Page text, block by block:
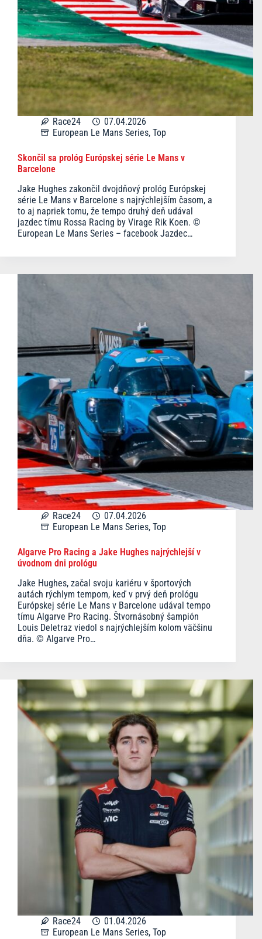
Race24
07.04.2026
European Le Mans Series, Top
Skončil sa prológ Európskej série Le Mans v
Barcelone
Jake Hughes zakončil dvojdňový prológ Európskej
série Le Mans v Barcelone s najrýchlejším časom, a
to aj napriek tomu, že tempo druhý deň udával
jazdec tímu Rossa Racing by Virage Rik Koen. ©
European Le Mans Series – facebook Jazdec…
Race24
07.04.2026
European Le Mans Series, Top
Algarve Pro Racing a Jake Hughes najrýchlejší v
úvodnom dni prológu
Jake Hughes, začal svoju kariéru v športových
autách rýchlym tempom, keď v prvý deň prológu
Európskej série Le Mans v Barcelone udával tempo
tímu Algarve Pro Racing. Štvornásobný šampión
Louis Deletraz viedol s najrýchlejším kolom väčšinu
dňa. © Algarve Pro…
Race24
01.04.2026
European Le Mans Series, Top